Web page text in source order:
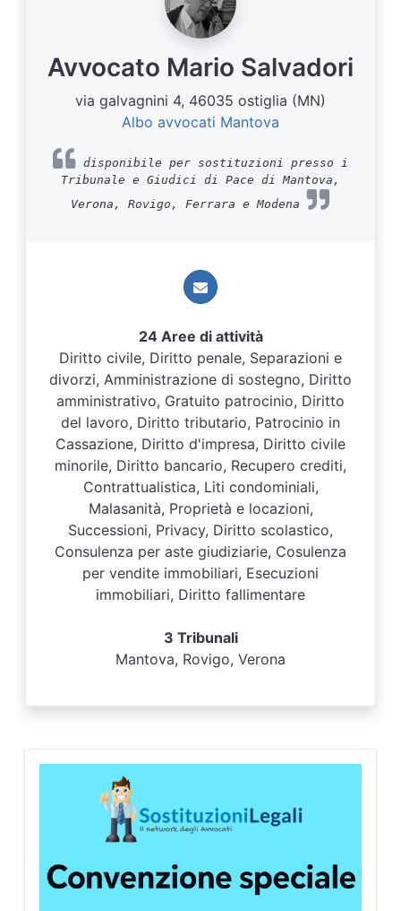
Avvocato Mario Salvadori
via galvagnini 4, 46035 ostiglia (MN)
Albo avvocati Mantova
disponibile per sostituzioni presso i
Tribunale e Giudici di Pace di Mantova,
Verona, Rovigo, Ferrara e Modena
24 Aree di attività
Diritto civile, Diritto penale, Separazioni e
divorzi, Amministrazione di sostegno, Diritto
amministrativo, Gratuito patrocinio, Diritto
del lavoro, Diritto tributario, Patrocinio in
Cassazione, Diritto d'impresa, Diritto civile
minorile, Diritto bancario, Recupero crediti,
Contrattualistica, Liti condominiali,
Malasanità, Proprietà e locazioni,
Successioni, Privacy, Diritto scolastico,
Consulenza per aste giudiziarie, Cosulenza
per vendite immobiliari, Esecuzioni
immobiliari, Diritto fallimentare
3 Tribunali
Mantova, Rovigo, Verona